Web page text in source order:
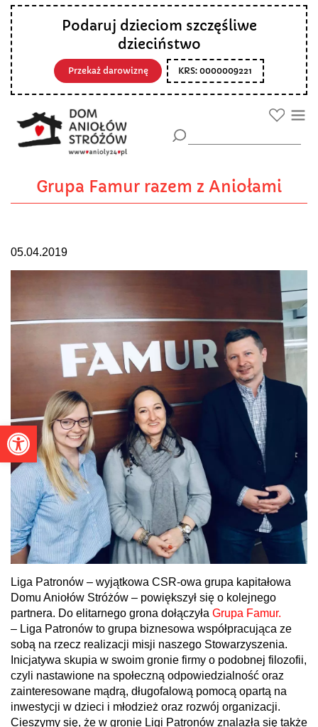
Otwórz pasek narzędzi
Podaruj dzieciom szczęśliwe
dzieciństwo
Przekaż darowiznę KRS: 0000009221
Grupa Famur razem z Aniołami
05.04.2019
Liga Patronów – wyjątkowa CSR-owa grupa kapitałowa
Domu Aniołów Stróżów – powiększył się o kolejnego
partnera. Do elitarnego grona dołączyła Grupa Famur.
– Liga Patronów to grupa biznesowa współpracująca ze
sobą na rzecz realizacji misji naszego Stowarzyszenia.
Inicjatywa skupia w swoim gronie firmy o podobnej filozofii,
czyli nastawione na społeczną odpowiedzialność oraz
zainteresowane mądrą, długofalową pomocą opartą na
inwestycji w dzieci i młodzież oraz rozwój organizacji.
Cieszymy się, że w gronie Ligi Patronów znalazła się także